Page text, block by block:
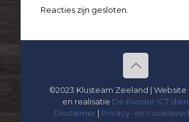
Reacties zijn gesloten.
©2023 Klusteam Zeeland |
en realisatie De Punder ICT
Disclaimer | Privacy- en